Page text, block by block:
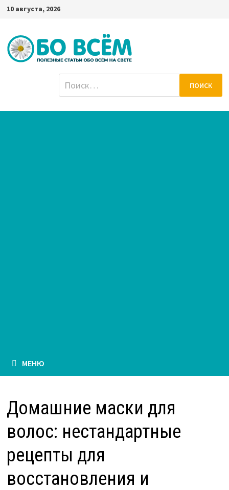
Перейти
содержимому
10 августа, 2026
Найти:
МЕНЮ
Домашние маски для
волос: нестандартные
рецепты для
восстановления и